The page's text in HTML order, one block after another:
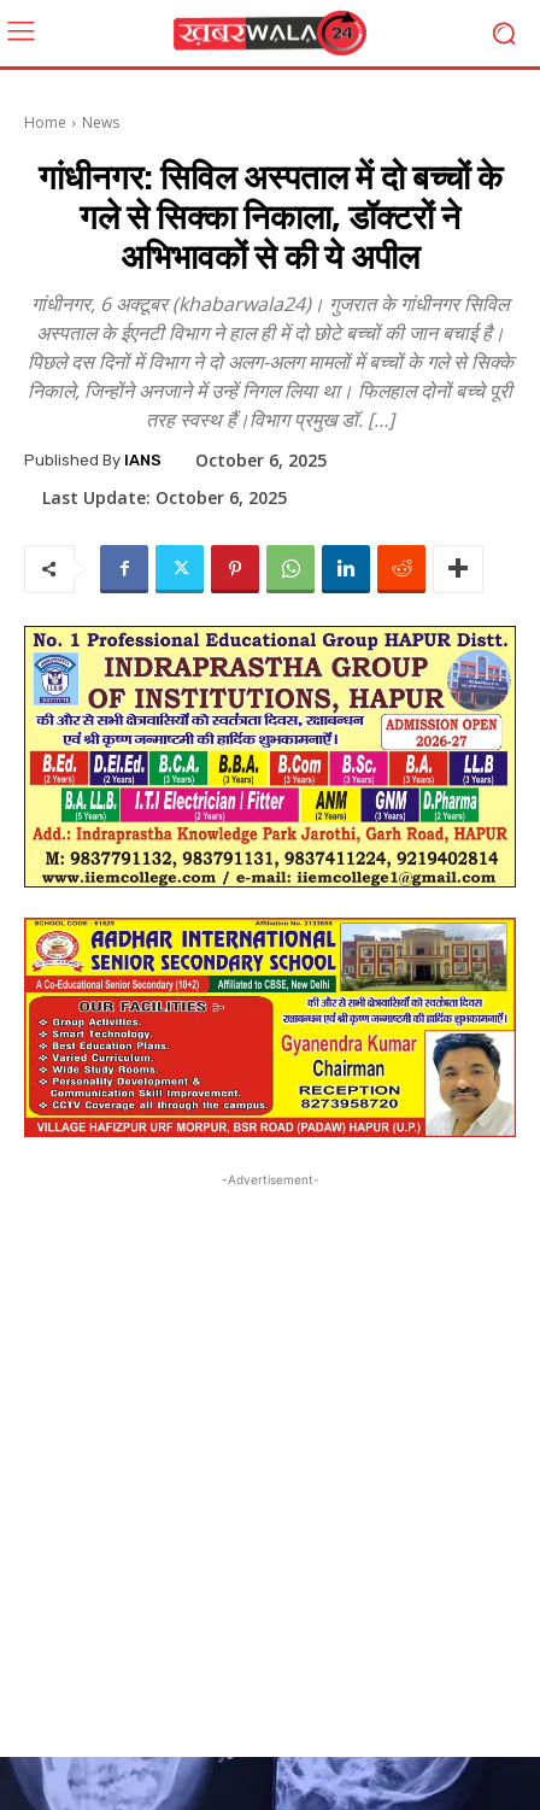
Home News
गांधीनगर: सिविल अस्पताल में दो बच्चों के
गले से सिक्का निकाला, डॉक्टरों ने
अभिभावकों से की ये अपील
गांधीनगर, 6 अक्टूबर (khabarwala24)। गुजरात के गांधीनगर सिविल
अस्पताल के ईएनटी विभाग ने हाल ही में दो छोटे बच्चों की जान बचाई है।
पिछले दस दिनों में विभाग ने दो अलग-अलग मामलों में बच्चों के गले से सिक्के
निकाले, जिन्होंने अनजाने में उन्हें निगल लिया था। फिलहाल दोनों बच्चे पूरी
तरह स्वस्थ हैं।विभाग प्रमुख डॉ. […]
Published By IANS
October 6, 2025
Last Update: October 6, 2025
-Advertisement-